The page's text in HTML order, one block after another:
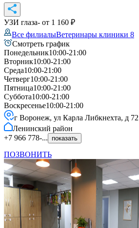
УЗИ глаза- от 1 160 ₽
Все филиалыВетеринары клиники 8
Смотреть график
Понедельник10:00-21:00
Вторник10:00-21:00
Среда10:00-21:00
Четверг10:00-21:00
Пятница10:00-21:00
Суббота10:00-21:00
Воскресенье10:00-21:00
г Воронеж, ул Карла Либкнехта, д 72
Ленинский район
+7 966 778-...
показать
ПОЗВОНИТЬ